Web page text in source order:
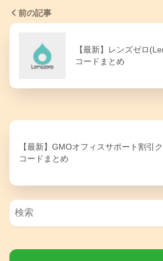
前の記事
【最新】レンズゼロ
コードまとめ
【最新】GMOオフィスサポート割引
コードまとめ